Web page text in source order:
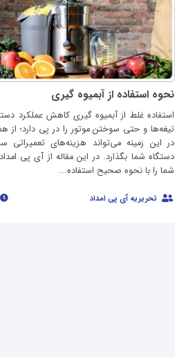
نحوه استفاده از آبمیوه گیری
استفاده غلط از آبمیوه گیری کاهش عملکرد
تیغه‌ها و حتی سوختن موتور را در پی دارد؛ از
در این زمینه می‌تواند هزینه‌های تعمیراتی
دستگاه شما بگذارد. در این مقاله از آی پی
شما را با نحوه صحیح استفاده...
تحریریه آی پی امداد